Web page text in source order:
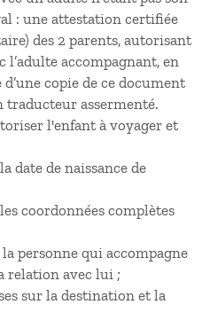
: une attestation certifiée
des 2 parents, autorisant
l’adulte accompagnant, en
copie de ce document
assermenté.
l'enfant à voyager et
date de naissance de
coordonnées complètes
personne qui accompagne
relation avec lui ;
sur la destination et la